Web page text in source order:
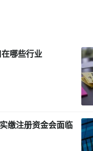
哪些行业
缴注册资金会面临